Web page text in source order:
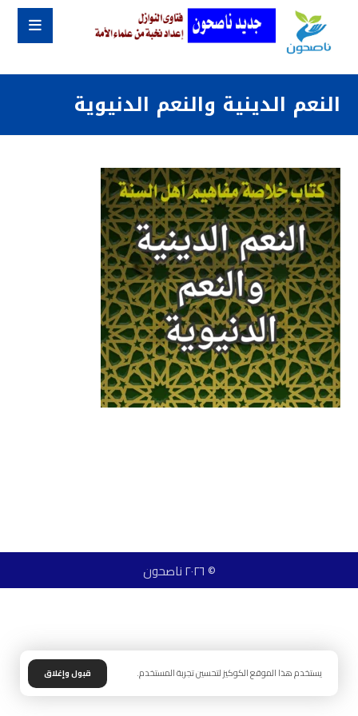
النعم الدينية والنعم الدنيوية
© ٢٠٢٦ ناصحون
يستخدم هذا الموقع الكوكيز لتحسين تجربة المستخدم. قبول وإغلاق